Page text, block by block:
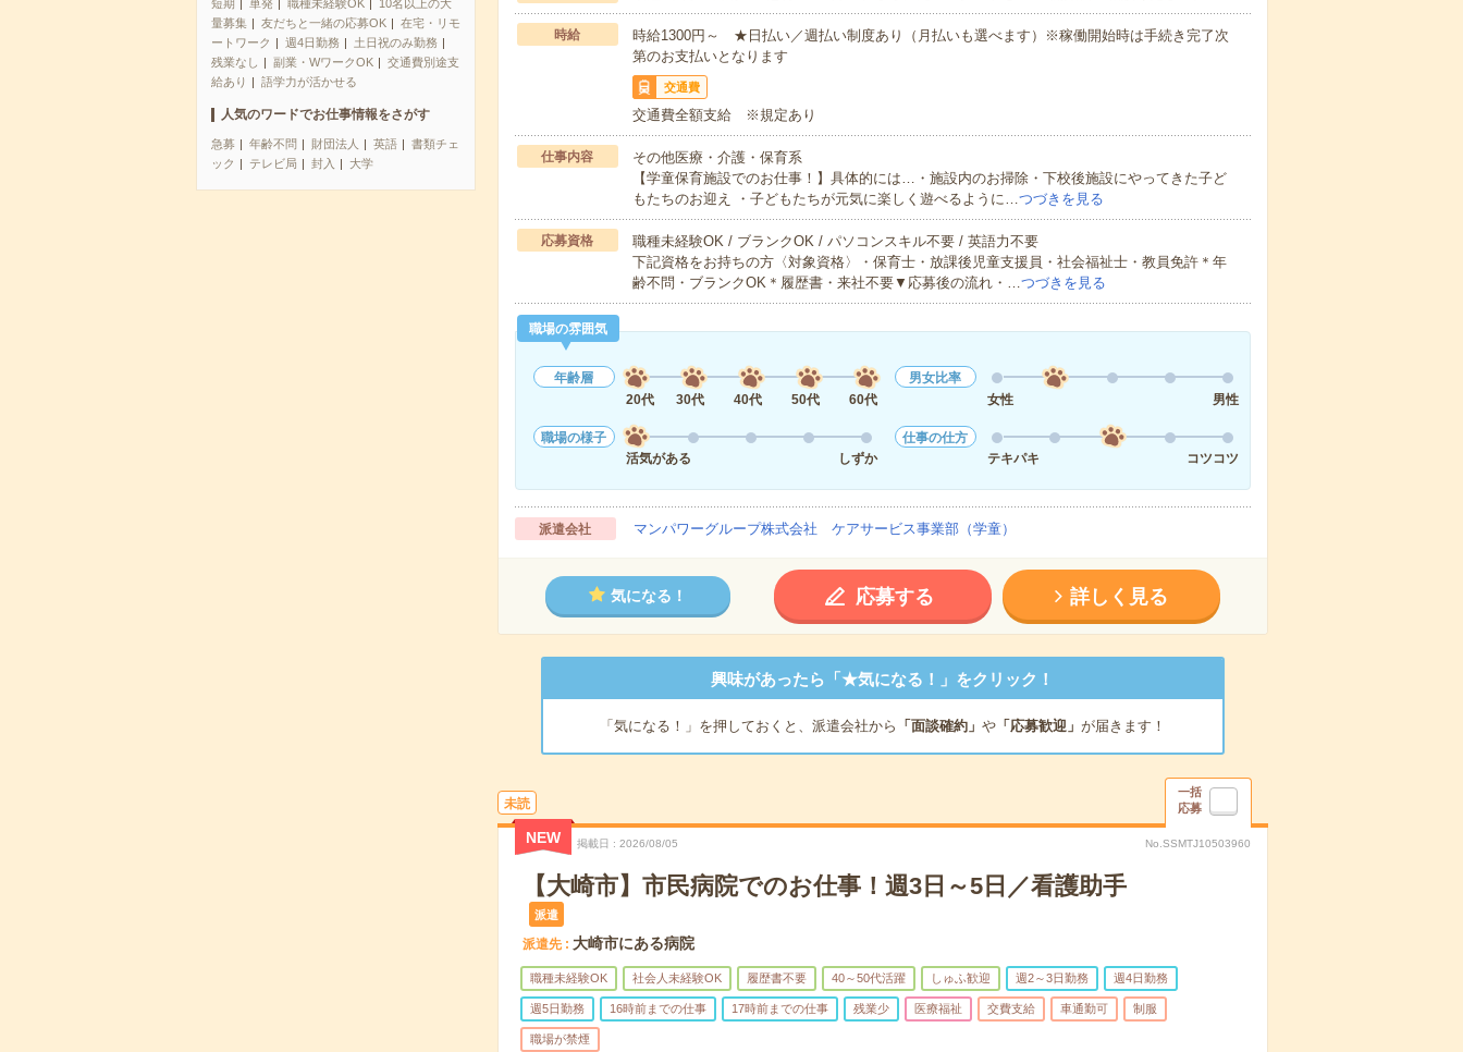
短期 単発 職種未経験OK
10名以上の大
量募集
友だちと一緒の応募OK
在宅・リモ
ートワーク
週4日勤務
土日祝のみ勤務
残業なし
副業・WワークOK
交通費別途支
給あり
語学力が活かせる
人気のワードでお仕事情報をさがす
急募 年齢不問 財団法人 英語
書類チェ
ック
テレビ局 封入 大学
時給
時給1300円～ ★日払い／週払い制度あり（月払いも選べます）※稼働開始時は手続き完了次
第のお支払いとなります
交通費
交通費全額支給 ※規定あり
仕事内容
その他医療・介護・保育系
【学童保育施設でのお仕事！】具体的には…・施設内のお掃除・下校後施設にやってきた子ど
もたちのお迎え ・子どもたちが元気に楽しく遊べるように…つづきを見る
応募資格
職種未経験OK / ブランクOK / パソコンスキル不要 / 英語力不要
下記資格をお持ちの方〈対象資格〉・保育士・放課後児童支援員・社会福祉士・教員免許＊年
齢不問・ブランクOK＊履歴書・来社不要▼応募後の流れ・…つづきを見る
職場の雰囲気
年齢層
20代
30代 40代 50代 60代
男女比率
女性
男性
職場の様子
活気がある
しずか
仕事の仕方
テキパキ
コツコツ
派遣会社 マンパワーグループ株式会社 ケアサービス事業部（学童）
気になる！ 応募する 詳しく見る
興味があったら「★気になる！」をクリック！
「気になる！」を押しておくと、派遣会社から 「面談確約」 や「応募歓迎」 が届きます！
未読
一括
応募
NEW 掲載日 2026/08/05 No.SSMTJ10503960
【大崎市】市民病院でのお仕事！週3日～5日／看護助手
派遣
派遣先 大崎市にある病院
職種未経験OK 社会人未経験OK 履歴書不要 40～50代活躍 しゅふ歓迎 週2～3日勤務 週4日勤務
週5日勤務 16時前までの仕事 17時前までの仕事 残業少 医療福祉 交費支給 車通勤可 制服
職場が禁煙